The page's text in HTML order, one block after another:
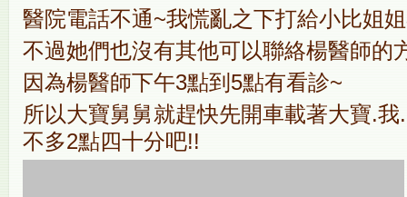
醫院電話不通~我慌亂之下打給小比姐
不過她們也沒有其他可以聯絡楊醫師的
因為楊醫師下午3點到5點有看診~
所以大寶舅舅就趕快先開車載著大寶.
不多2點四十分吧!!